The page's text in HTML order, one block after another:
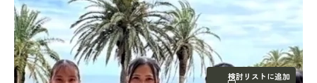
検討リストに追加